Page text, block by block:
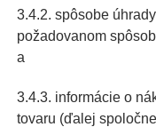
3.4.2. spôsobe
požadovanom
a
3.4.3. informácie o
tovaru (ďalej